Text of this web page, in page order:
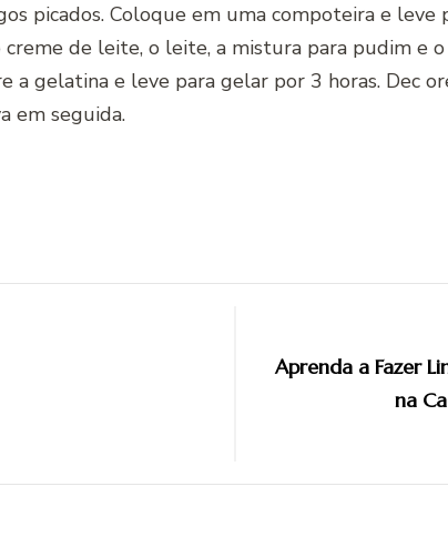
picados. Coloque em uma compoteira e leve
de leite, o leite, a mistura para pudim e
a gelatina e leve para gelar por 3 horas. Dec
em seguida.
Aprenda a Fazer
na